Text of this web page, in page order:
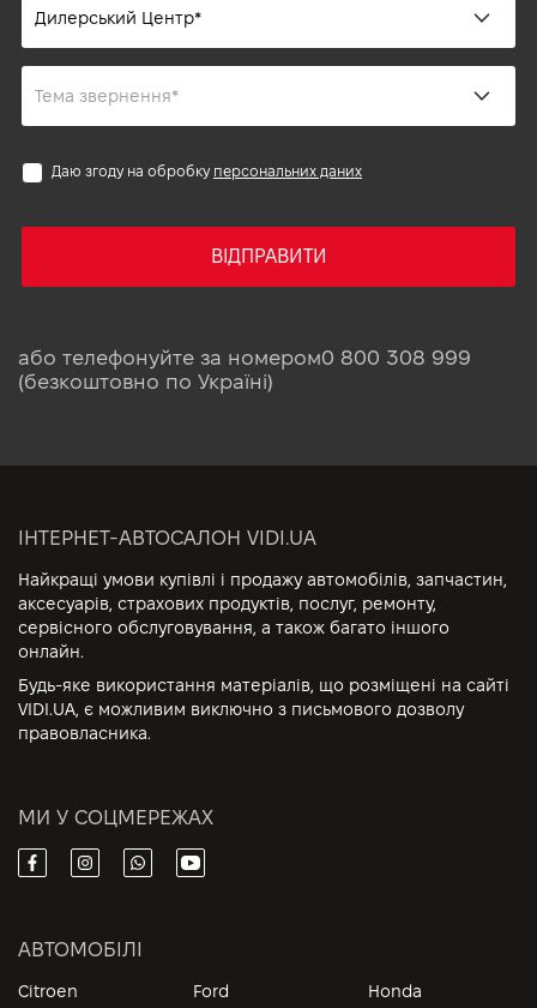
Даю згоду на обробку персональних даних
ВІДПРАВИТИ
або телефонуйте за номером0 800 308 999
(безкоштовно по Україні)
ІНТЕРНЕТ-АВТОСАЛОН VIDI.UA
Найкращі умови купівлі і продажу автомобілів, запчастин,
аксесуарів, страхових продуктів, послуг, ремонту,
сервісного обслуговування, а також багато іншого
онлайн.
Будь-яке використання матеріалів, що розміщені на сайті
VIDI.UA, є можливим виключно з письмового дозволу
правовласника.
МИ У СОЦМЕРЕЖАХ
АВТОМОБІЛІ
Citroen Ford
Honda